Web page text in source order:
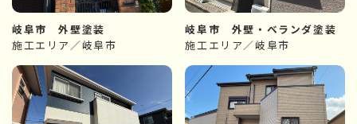
岐阜市 外壁塗装
施工エリア／岐阜市
岐阜市 外壁・ベランダ塗装
施工エリア／岐阜市